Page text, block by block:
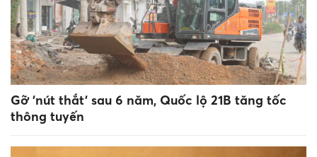
Gỡ 'nút thắt' sau 6 năm, Quốc lộ 21B tăng tốc
thông tuyến